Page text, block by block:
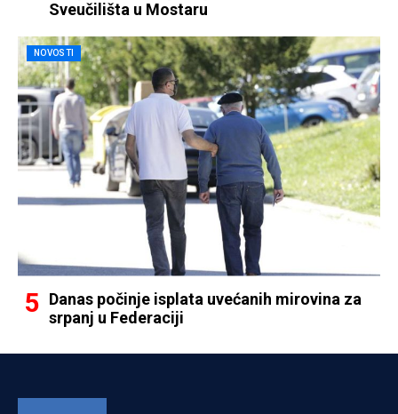
Sveučilišta u Mostaru
NOVOSTI
Danas počinje isplata uvećanih mirovina za
srpanj u Federaciji